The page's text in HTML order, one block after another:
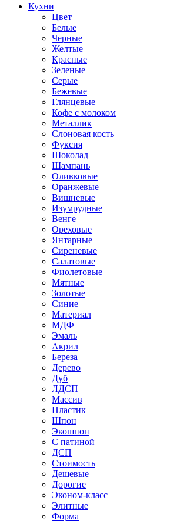
Кухни
Цвет
Белые
Черные
Желтые
Красные
Зеленые
Серые
Бежевые
Глянцевые
Кофе с молоком
Металлик
Слоновая кость
Фуксия
Шоколад
Шампань
Оливковые
Оранжевые
Вишневые
Изумрудные
Венге
Ореховые
Янтарные
Сиреневые
Салатовые
Фиолетовые
Мятные
Золотые
Синие
Материал
МДФ
Эмаль
Акрил
Береза
Дерево
Дуб
ЛДСП
Массив
Пластик
Шпон
Экошпон
С патиной
ДСП
Стоимость
Дешевые
Дорогие
Эконом-класс
Элитные
Форма